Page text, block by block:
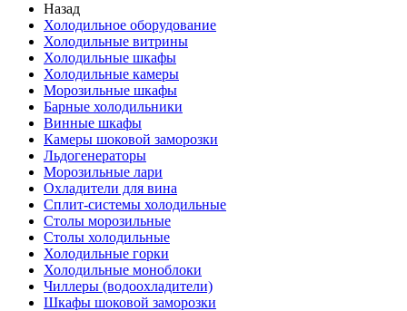
Назад
Холодильное оборудование
Холодильные витрины
Холодильные шкафы
Холодильные камеры
Морозильные шкафы
Барные холодильники
Винные шкафы
Камеры шоковой заморозки
Льдогенераторы
Морозильные лари
Охладители для вина
Сплит-системы холодильные
Столы морозильные
Столы холодильные
Холодильные горки
Холодильные моноблоки
Чиллеры (водоохладители)
Шкафы шоковой заморозки